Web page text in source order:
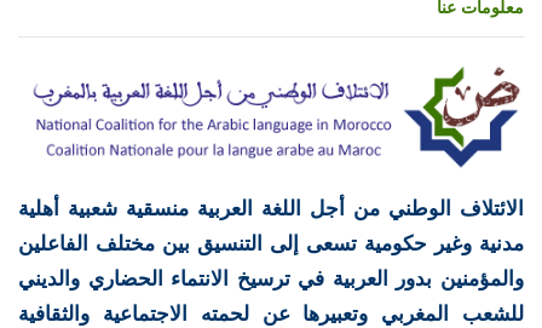
معلومات عنا
الائتلاف الوطني من أجل اللغة العربية منسقية شعبية أهلية
مدنية وغير حكومية تسعى إلى التنسيق بين مختلف الفاعلين
والمؤمنين بدور العربية في ترسيخ الانتماء الحضاري والديني
للشعب المغربي وتعبيرها عن لحمته الاجتماعية والثقافية